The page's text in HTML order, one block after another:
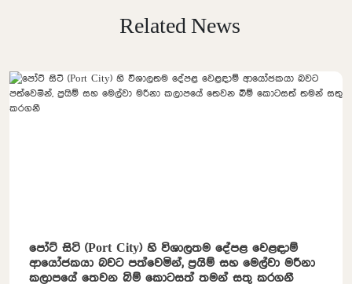
Related News
පෝට් සිටි (Port City) හි විශාලතම දේපළ වෙළඳාම්
ආයෝජකයා බවට පත්වෙමින්, ප්‍රයිම් සහ මෙල්වා මරීනා
කලාපයේ තෙවන බිම් කොටසත් තමන් සතු කරගනී